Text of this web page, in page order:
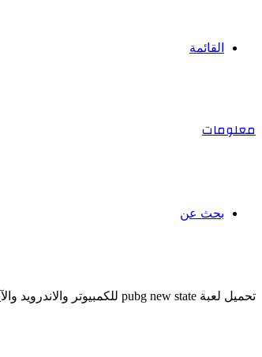
القائمة
معلومات
بحث عن
تحميل لعبة pubg new state للكمبيوتر والاندرويد والآيفون